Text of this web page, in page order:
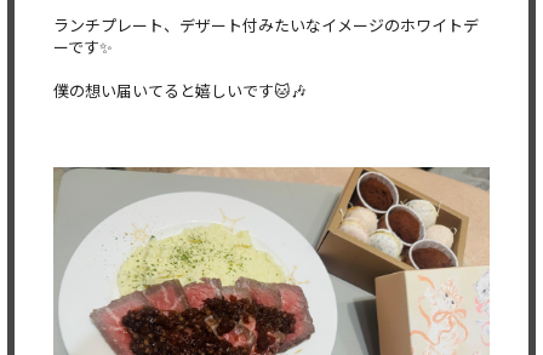
ランチプレート、デザート付みたいなイメージのホワイトデ
ーです✨️
僕の想い届いてると嬉しいです🐱🎶